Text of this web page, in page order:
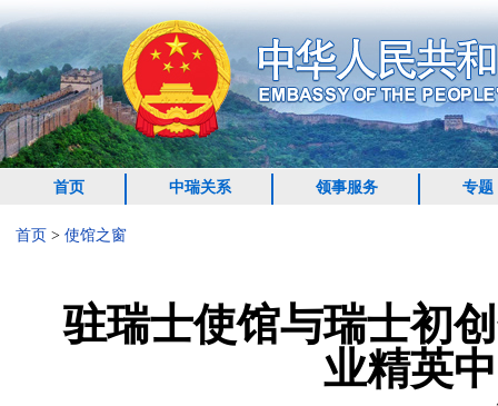
首页 中瑞关系 领事服务 专题
首页 > 使馆之窗
驻瑞士使馆与瑞士初
业精英